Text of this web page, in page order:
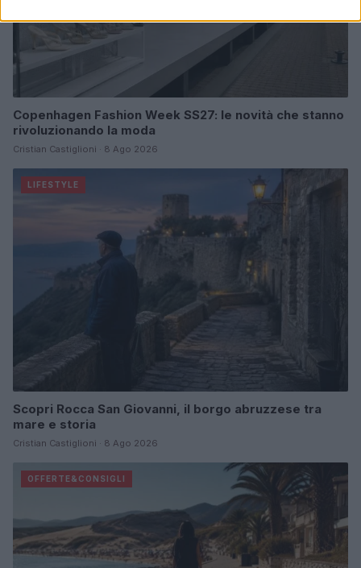
Copenhagen Fashion Week SS27: le novità che stanno
rivoluzionando la moda
Cristian Castiglioni · 8 Ago 2026
LIFESTYLE
Scopri Rocca San Giovanni, il borgo abruzzese tra
mare e storia
Cristian Castiglioni · 8 Ago 2026
OFFERTE&CONSIGLI